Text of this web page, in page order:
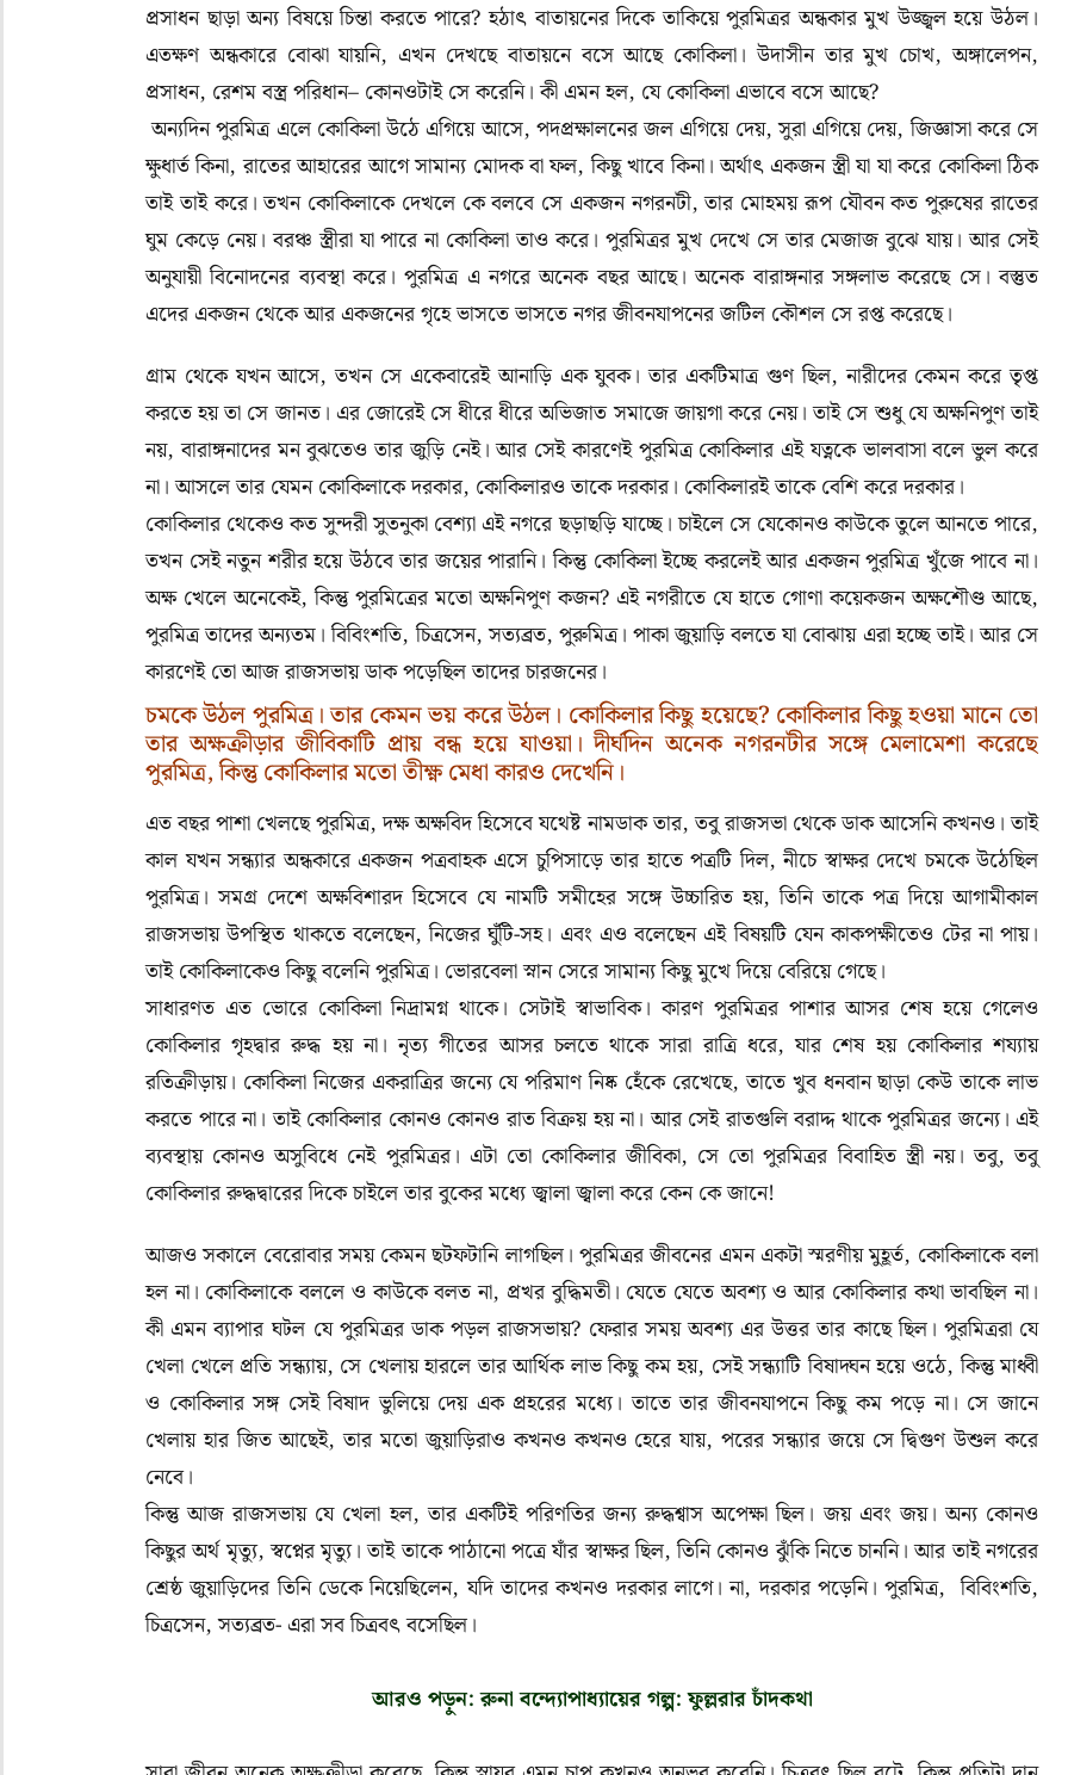
প্রসাধন ছাড়া অন্য বিষয়ে চিন্তা করতে পারে?হঠাৎ বাতায়নের দিকে তাকিয়ে পুরমিত্রর অন্ধকার মুখ উজ্জ্বল হয়ে উঠল।
এতক্ষণ অন্ধকারে বোঝা যায়নি, এখন দেখছে বাতায়নে বসে আছে কোকিলা।উদাসীন তার মুখ চোখ,অঙ্গালেপন,
প্রসাধন, রেশম বস্ত্র পরিধান– কোনওটাই সে করেনি। কী এমন হল, যে কোকিলা এভাবে বসে আছে?
অন্যদিন পুরমিত্র এলে কোকিলা উঠে এগিয়ে আসে, পদপ্রক্ষালনের জল এগিয়ে দেয়,সুরা এগিয়ে দেয়,জিজ্ঞাসা করে সে
ক্ষুধার্ত কিনা,রাতের আহারের আগে সামান্য মোদক বা ফল, কিছু খাবে কিনা। অর্থাৎ একজন স্ত্রী যা যা করে কোকিলা ঠিক
তাই তাই করে।তখন কোকিলাকে দেখলে কে বলবে সে একজন নগরনটী,তার মোহময় রূপ যৌবন কত পুরুষের রাতের
ঘুম কেড়ে নেয়। বরঞ্চ স্ত্রীরা যা পারে না কোকিলা তাও করে। পুরমিত্রর মুখ দেখে সে তার মেজাজ বুঝে যায়। আর সেই
অনুযায়ী বিনোদনের ব্যবস্থা করে। পুরমিত্র এ নগরে অনেক বছর আছে। অনেক বারাঙ্গনার সঙ্গলাভ করেছে সে। বস্তুত
এদের একজন থেকে আর একজনের গৃহে ভাসতে ভাসতে নগর জীবনযাপনের জটিল কৌশল সে রপ্ত করেছে।
গ্রাম থেকে যখন আসে,তখন সে একেবারেই আনাড়ি এক যুবক। তার একটিমাত্র গুণ ছিল,নারীদের কেমন করে তৃপ্ত
করতে হয় তা সে জানত। এর জোরেই সে ধীরে ধীরে অভিজাত সমাজে জায়গা করে নেয়। তাই সে শুধু যে অক্ষনিপুণ তাই
নয়,বারাঙ্গনাদের মন বুঝতেও তার জুড়ি নেই। আর সেই কারণেই পুরমিত্র কোকিলার এই যত্নকে ভালবাসা বলে ভুল করে
না। আসলে তার যেমন কোকিলাকে দরকার, কোকিলারও তাকে দরকার। কোকিলারই তাকে বেশি করে দরকার।
কোকিলার থেকেও কত সুন্দরী সুতনুকা বেশ্যা এই নগরে ছড়াছড়ি যাচ্ছে। চাইলে সে যেকোনও কাউকে তুলে আনতে পারে,
তখন সেই নতুন শরীর হয়ে উঠবে তার জয়ের পারানি। কিন্তু কোকিলা ইচ্ছে করলেই আর একজন পুরমিত্র খুঁজে পাবে না।
অক্ষ খেলে অনেকেই,কিন্তু পুরমিত্রের মতো অক্ষনিপুণ কজন? এই নগরীতে যে হাতে গোণা কয়েকজন অক্ষশৌণ্ড আছে,
পুরমিত্র তাদের অন্যতম। বিবিংশতি,চিত্রসেন,সত্যব্রত, পুরুমিত্র। পাকা জুয়াড়ি বলতে যা বোঝায় এরা হচ্ছে তাই। আর সে
কারণেই তো আজ রাজসভায় ডাক পড়েছিল তাদের চারজনের।
চমকে উঠল পুরমিত্র। তার কেমন ভয় করে উঠল। কোকিলার কিছু হয়েছে? কোকিলার কিছু হওয়া মানে তো
তার অক্ষক্রীড়ার জীবিকাটি প্রায় বন্ধ হয়ে যাওয়া। দীর্ঘদিন অনেক নগরনটীর সঙ্গে মেলামেশা করেছে
পুরমিত্র, কিন্তু কোকিলার মতো তীক্ষ্ণ মেধা কারও দেখেনি।
এত বছর পাশা খেলছে পুরমিত্র,দক্ষ অক্ষবিদ হিসেবে যথেষ্ট নামডাক তার,তবু রাজসভা থেকে ডাক আসেনি কখনও। তাই
কাল যখন সন্ধ্যার অন্ধকারে একজন পত্রবাহক এসে চুপিসাড়ে তার হাতে পত্রটি দিল,নীচে স্বাক্ষর দেখে চমকে উঠেছিল
পুরমিত্র। সমগ্র দেশে অক্ষবিশারদ হিসেবে যে নামটি সমীহের সঙ্গে উচ্চারিত হয়,তিনি তাকে পত্র দিয়ে আগামীকাল
রাজসভায় উপস্থিত থাকতে বলেছেন,নিজের ঘুঁটি-সহ। এবং এও বলেছেন এই বিষয়টি যেন কাকপক্ষীতেও টের না পায়।
তাই কোকিলাকেও কিছু বলেনি পুরমিত্র। ভোরবেলা স্নান সেরে সামান্য কিছু মুখে দিয়ে বেরিয়ে গেছে।
সাধারণত এত ভোরে কোকিলা নিদ্রামগ্ন থাকে। সেটাই স্বাভাবিক। কারণ পুরমিত্রর পাশার আসর শেষ হয়ে গেলেও
কোকিলার গৃহদ্বার রুদ্ধ হয় না। নৃত্য গীতের আসর চলতে থাকে সারা রাত্রি ধরে,যার শেষ হয় কোকিলার শয্যায়
রতিক্রীড়ায়। কোকিলা নিজের একরাত্রির জন্যে যে পরিমাণ নিষ্ক হেঁকে রেখেছে,তাতে খুব ধনবান ছাড়া কেউ তাকে লাভ
করতে পারে না। তাই কোকিলার কোনও কোনও রাত বিক্রয় হয় না। আর সেই রাতগুলি বরাদ্দ থাকে পুরমিত্রর জন্যে। এই
ব্যবস্থায় কোনও অসুবিধে নেই পুরমিত্রর। এটা তো কোকিলার জীবিকা, সে তো পুরমিত্রর বিবাহিত স্ত্রী নয়। তবু,তবু
কোকিলার রুদ্ধদ্বারের দিকে চাইলে তার বুকের মধ্যে জ্বালা জ্বালা করে কেন কে জানে!
আজও সকালে বেরোবার সময় কেমন ছটফটানি লাগছিল। পুরমিত্রর জীবনের এমন একটা স্মরণীয় মুহূর্ত, কোকিলাকে বলা
হল না। কোকিলাকে বললে ও কাউকে বলত না, প্রখর বুদ্ধিমতী। যেতে যেতে অবশ্য ও আর কোকিলার কথা ভাবছিল না।
কী এমন ব্যাপার ঘটল যে পুরমিত্রর ডাক পড়ল রাজসভায়? ফেরার সময় অবশ্য এর উত্তর তার কাছে ছিল। পুরমিত্ররা যে
খেলা খেলে প্রতি সন্ধ্যায়, সে খেলায় হারলে তার আর্থিক লাভ কিছু কম হয়, সেই সন্ধ্যাটি বিষাদ্ঘন হয়ে ওঠে,কিন্তু মাধ্বী
ও কোকিলার সঙ্গ সেই বিষাদ ভুলিয়ে দেয় এক প্রহরের মধ্যে। তাতে তার জীবনযাপনে কিছু কম পড়ে না। সে জানে
খেলায় হার জিত আছেই,তার মতো জুয়াড়িরাও কখনও কখনও হেরে যায়,পরের সন্ধ্যার জয়ে সে দ্বিগুণ উশুল করে
নেবে।
কিন্তু আজ রাজসভায় যে খেলা হল,তার একটিই পরিণতির জন্য রুদ্ধশ্বাস অপেক্ষা ছিল। জয় এবং জয়। অন্য কোনও
কিছুর অর্থ মৃত্যু,স্বপ্নের মৃত্যু। তাই তাকে পাঠানো পত্রে যাঁর স্বাক্ষর ছিল,তিনি কোনও ঝুঁকি নিতে চাননি। আর তাই নগরের
শ্রেষ্ঠ জুয়াড়িদের তিনি ডেকে নিয়েছিলেন, যদি তাদের কখনও দরকার লাগে। না,দরকার পড়েনি। পুরমিত্র,বিবিংশতি,
চিত্রসেন,সত্যব্রত- এরা সব চিত্রবৎ বসেছিল।
আরও পড়ুন: রুনা বন্দ্যোপাধ্যায়ের গল্প: ফুল্লরার চাঁদকথা